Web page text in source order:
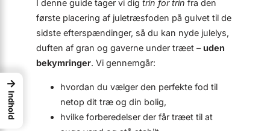
I denne guide tager vi dig trin for trin fra den
første placering af juletræsfoden på gulvet til de
sidste efterspændinger, så du kan nyde julelys,
duften af gran og gaverne under træet –uden
bekymringer. Vi gennemgår:
hvordan du vælger den perfekte fod til
netop dit træ og din bolig,
hvilke forberedelser der får træet til at
→
Indhold